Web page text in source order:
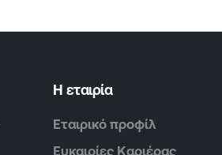
Η εταιρία
Εταιρικό προφίλ
Ευκαιρίες Καριέρας